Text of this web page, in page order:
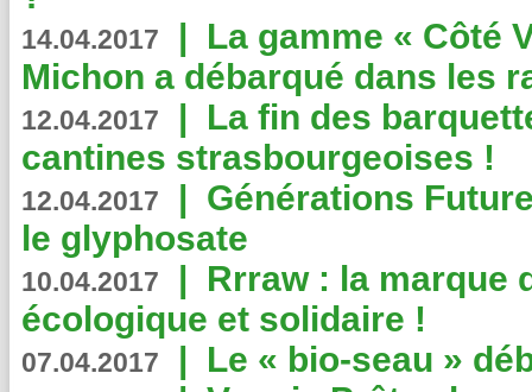
14.04.2017 | La gamme « Côté
Michon a débarqué dans les
12.04.2017 | La fin des
cantines strasbourgeoises !
12.04.2017 | Générations
le glyphosate
10.04.2017 | Rrraw : la marque
écologique et solidaire !
07.04.2017 | Le « bio-seau »